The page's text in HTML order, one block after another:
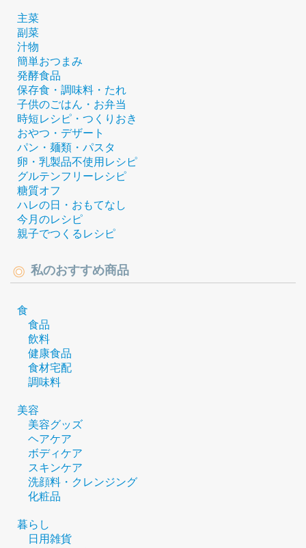
主菜
副菜
汁物
簡単おつまみ
発酵食品
保存食・調味料・たれ
子供のごはん・お弁当
時短レシピ・つくりおき
おやつ・デザート
パン・麺類・パスタ
卵・乳製品不使用レシピ
グルテンフリーレシピ
糖質オフ
ハレの日・おもてなし
今月のレシピ
親子でつくるレシピ
私のおすすめ商品
食
食品
飲料
健康食品
食材宅配
調味料
美容
美容グッズ
ヘアケア
ボディケア
スキンケア
洗顔料・クレンジング
化粧品
暮らし
日用雑貨